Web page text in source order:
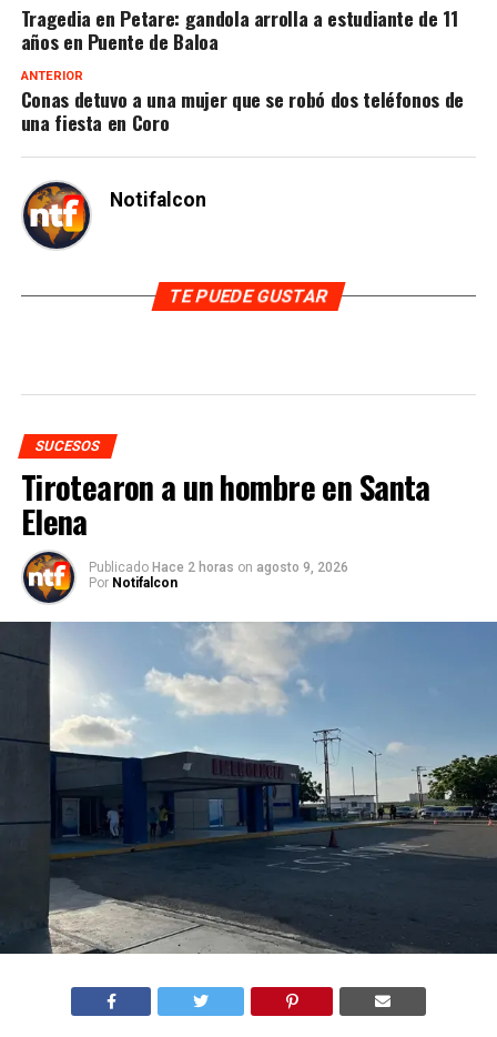
Tragedia en Petare: gandola arrolla a estudiante de 11
años en Puente de Baloa
ANTERIOR
Conas detuvo a una mujer que se robó dos teléfonos de
una fiesta en Coro
Notifalcon
TE PUEDE GUSTAR
SUCESOS
Tirotearon a un hombre en Santa
Elena
Publicado Hace 2 horas on agosto 9, 2026
Por Notifalcon